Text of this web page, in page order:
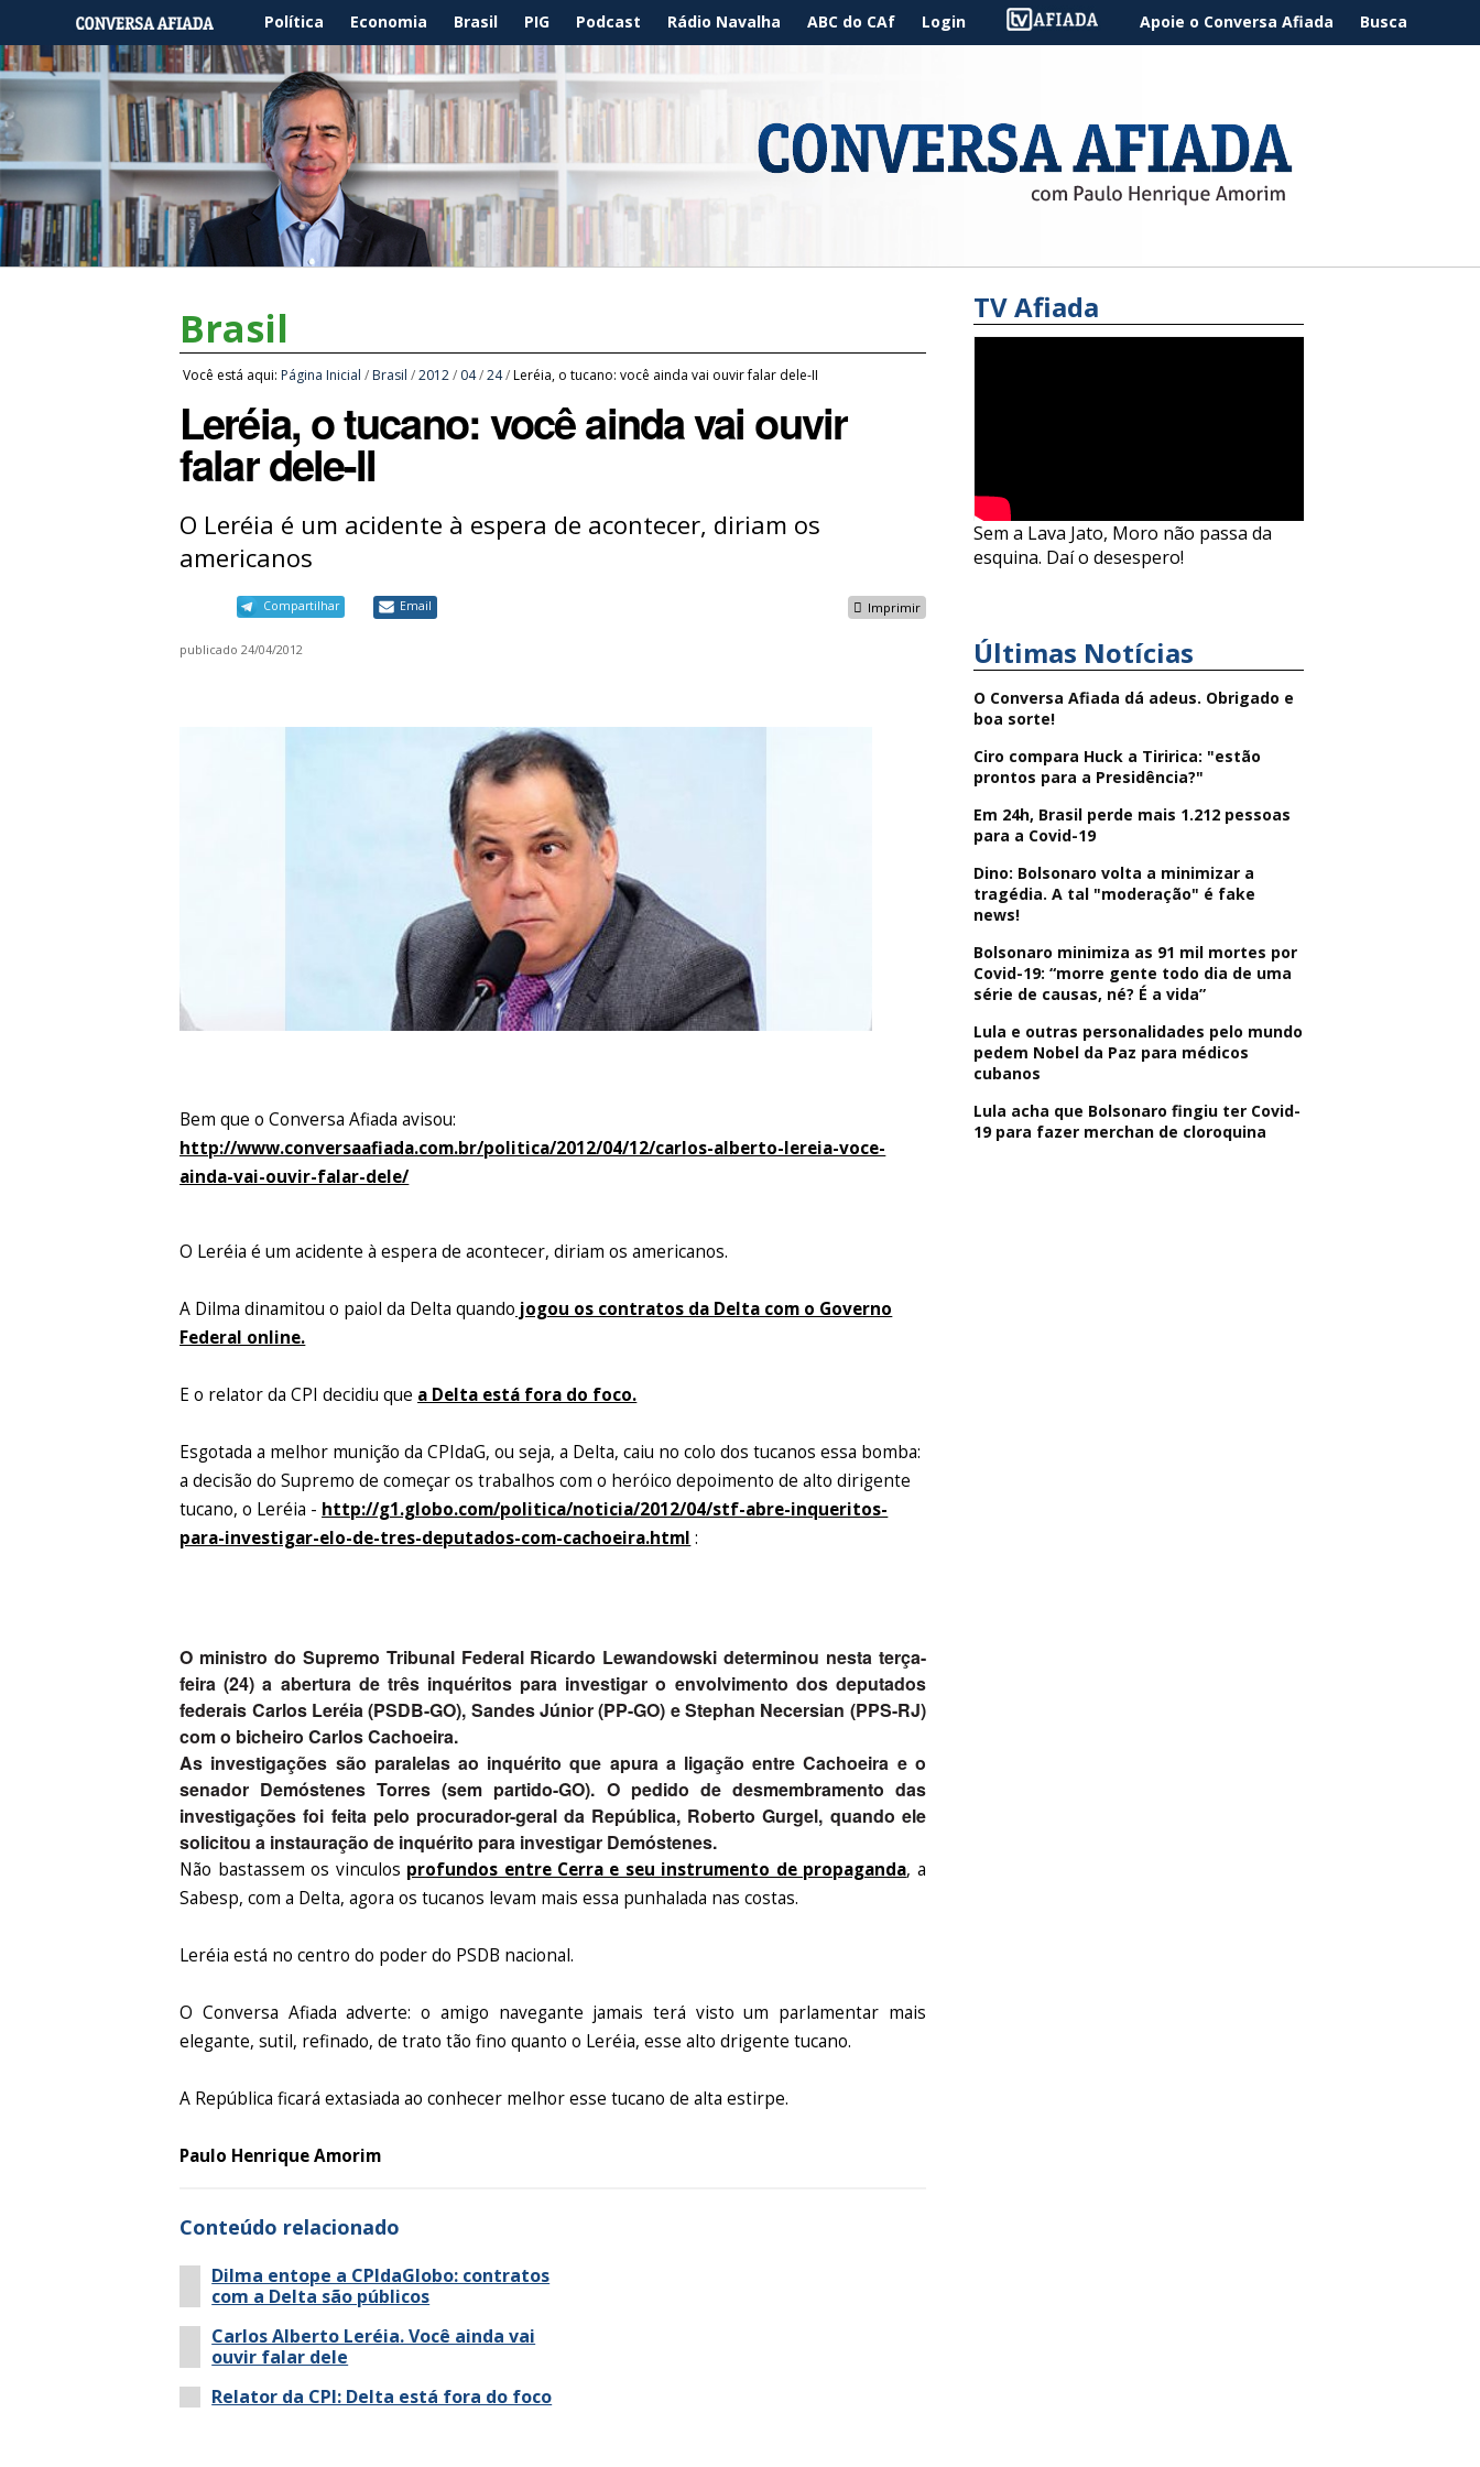
Política Economia Brasil PIG Podcast Rádio Navalha ABC do CAf Login Apoie o Conversa Afiada Busca
Brasil
Você está aqui: Página Inicial / Brasil /2012/ 04/24/Leréia, o tucano: você ainda vai ouvir falar dele-II
Leréia, o tucano: você ainda vai ouvir
falar dele-II
O Leréia é um acidente à espera de acontecer, diriam os
americanos
Compartilhar Email Imprimir
publicado 24/04/2012
Bem que o Conversa Afiada avisou:
http://www.conversaafiada.com.br/politica/2012/04/12/carlos-alberto-lereia-voce-
ainda-vai-ouvir-falar-dele/
O Leréia é um acidente à espera de acontecer, diriam os americanos.
A Dilma dinamitou o paiol da Delta quando jogou os contratos da Delta com o Governo
Federal online.
E o relator da CPI decidiu que a Delta está fora do foco.
Esgotada a melhor munição da CPIdaG, ou seja, a Delta, caiu no colo dos tucanos essa bomba:
a decisão do Supremo de começar os trabalhos com o heróico depoimento de alto dirigente
tucano, o Leréia - http://g1.globo.com/politica/noticia/2012/04/stf-abre-inqueritos-
para-investigar-elo-de-tres-deputados-com-cachoeira.html :
O ministro do Supremo Tribunal Federal Ricardo Lewandowski determinou nesta terça-
feira (24) a abertura de três inquéritos para investigar o envolvimento dos deputados
federais Carlos Leréia (PSDB-GO), Sandes Júnior (PP-GO) e Stephan Necersian (PPS-RJ)
com o bicheiro Carlos Cachoeira.
As investigações são paralelas ao inquérito que apura a ligação entre Cachoeira e o
senador Demóstenes Torres (sem partido-GO). O pedido de desmembramento das
investigações foi feita pelo procurador-geral da República, Roberto Gurgel, quando ele
solicitou a instauração de inquérito para investigar Demóstenes.
Não bastassem os vinculos profundos entre Cerra e seu instrumento de propaganda, a
Sabesp, com a Delta, agora os tucanos levam mais essa punhalada nas costas.
Leréia está no centro do poder do PSDB nacional.
O Conversa Afiada adverte: o amigo navegante jamais terá visto um parlamentar mais
elegante, sutil, refinado, de trato tão fino quanto o Leréia, esse alto drigente tucano.
A República ficará extasiada ao conhecer melhor esse tucano de alta estirpe.
Paulo Henrique Amorim
Conteúdo relacionado
Dilma entope a CPIdaGlobo: contratos
com a Delta são públicos
Carlos Alberto Leréia. Você ainda vai
ouvir falar dele
Relator da CPI: Delta está fora do foco
TV Afiada
Sem a Lava Jato, Moro não passa da
esquina. Daí o desespero!
Últimas Notícias
O Conversa Afiada dá adeus. Obrigado e
boa sorte!
Ciro compara Huck a Tiririca: "estão
prontos para a Presidência?"
Em 24h, Brasil perde mais 1.212 pessoas
para a Covid-19
Dino: Bolsonaro volta a minimizar a
tragédia. A tal "moderação" é fake
news!
Bolsonaro minimiza as 91 mil mortes por
Covid-19: “morre gente todo dia de uma
série de causas, né? É a vida”
Lula e outras personalidades pelo mundo
pedem Nobel da Paz para médicos
cubanos
Lula acha que Bolsonaro fingiu ter Covid-
19 para fazer merchan de cloroquina